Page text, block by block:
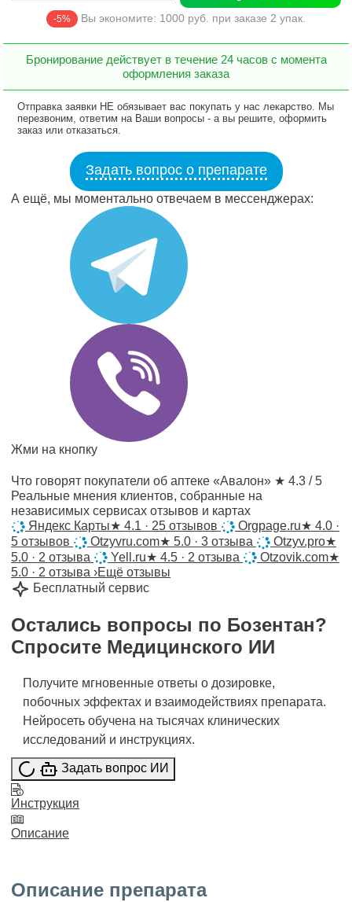
-5% Вы экономите: 1000 руб. при заказе 2 упак.
Бронирование действует в течение 24 часов с момента
оформления заказа
Отправка заявки НЕ обязывает вас покупать у нас лекарство. Мы
перезвоним, ответим на Ваши вопросы - а вы решите, оформить
заказ или отказаться.
Задать вопрос о препарате
А ещё, мы моментально отвечаем в мессенджерах:
Жми на кнопку
Что говорят покупатели об аптеке «Авалон» ★ 4.3 / 5
Реальные мнения клиентов, собранные на
независимых сервисах отзывов и картах
Яндекс Карты★ 4.1 · 25 отзывов Orgpage.ru★ 4.0 ·
5 отзывов
Otzyvru.com★ 5.0 · 3 отзыва Otzyv.pro★
5.0 · 2 отзыва
Yell.ru★ 4.5 · 2 отзыва Otzovik.com★
5.0 · 2 отзыва ›Ещё отзывы
Бесплатный сервис
Остались вопросы по Бозентан?
Спросите Медицинского ИИ
Получите мгновенные ответы о дозировке,
побочных эффектах и взаимодействиях препарата.
Нейросеть обучена на тысячах клинических
исследований и инструкциях.
Задать вопрос ИИ
Инструкция
Описание
Описание препарата